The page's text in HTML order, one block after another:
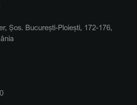
Șos. București-Ploiești, 172-176,